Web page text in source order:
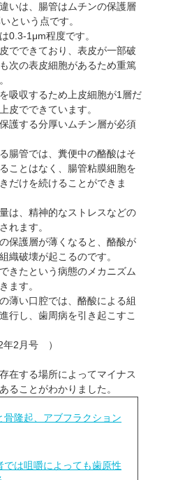
いは、腸管はムチンの保護層
という点です。
0.3-1μm程度です。
でできており、表皮が一部破
次の表皮細胞があるため重篤
吸収するため上皮細胞が1層だ
皮でできています。
護する分厚いムチン層が必須
腸管では、糞便中の酪酸はそ
ことはなく、腸管粘膜細胞を
だけを続けることができま
は、精神的なストレスなどの
れます。
保護層が薄くなると、酪酸が
織破壊が起こるのです。
きたという病態のメカニズム
ます。
薄い口腔では、酪酸による組
行し、歯周病を引き起こすこ
年2月号 ）
在する場所によってマイナス
ることがわかりました。
骨隆起、アブフラクション
では咀嚼によっても歯原性